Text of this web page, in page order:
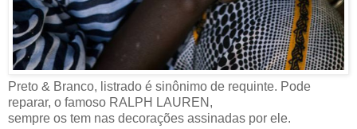
Preto & Branco, listrado é sinônimo de requinte. Pode
reparar, o famoso RALPH LAUREN,
sempre os tem nas decorações assinadas por ele.